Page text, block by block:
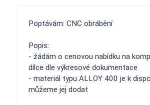
Poptávám: CNC obrábění
Popis:
- žádám o cenovou nabídku na
dílce dle výkresové dokumentace
- materiál typu ALLOY 400 je k
můžeme jej dodat